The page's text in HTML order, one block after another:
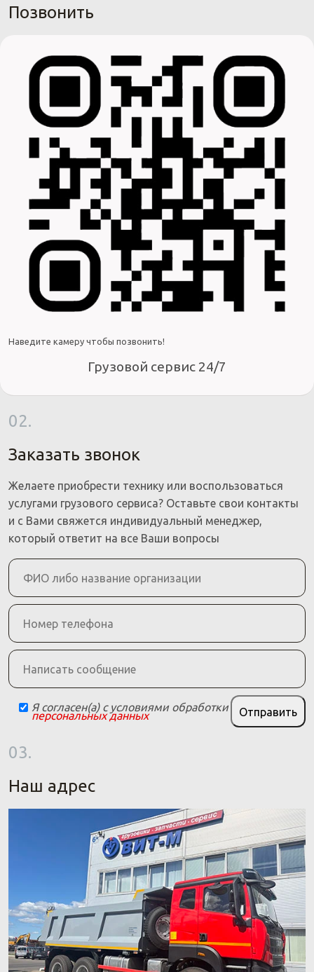
Позвонить
Наведите камеру чтобы позвонить!
Грузовой сервис 24/7
02.
Заказать звонок
Желаете приобрести технику или воспользоваться
услугами грузового сервиса? Оставьте свои контакты
и с Вами свяжется индивидуальный менеджер,
который ответит на все Ваши вопросы
Я согласен(а) с условиями обработки
персональных данных Отправить
03.
Наш адрес